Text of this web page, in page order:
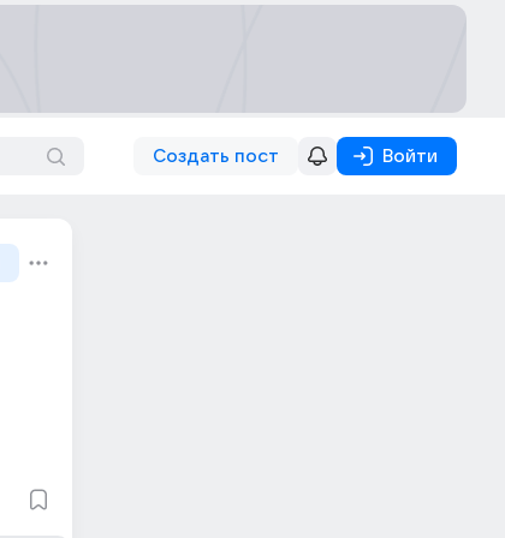
Создать пост Войти